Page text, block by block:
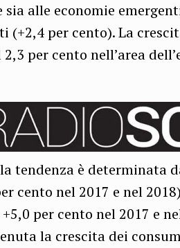
sia alle economie
per cento). La
per cento nell’area
tendenza è determinata
cento nel 2017 e nel
per cento nel 2017 e
la crescita dei